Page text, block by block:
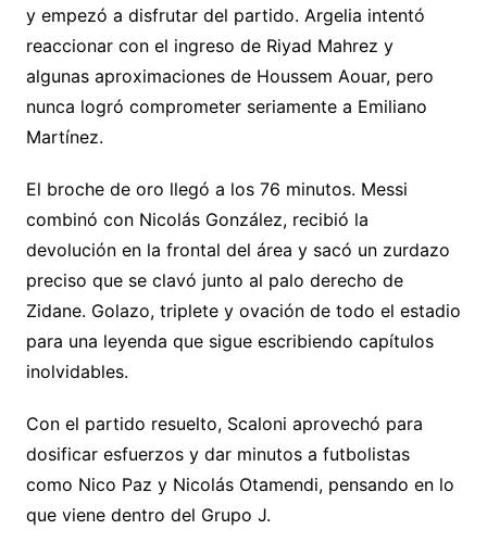
y empezó a disfrutar del partido. Argelia intentó
reaccionar con el ingreso de Riyad Mahrez y
algunas aproximaciones de Houssem Aouar, pero
nunca logró comprometer seriamente a Emiliano
Martínez.
El broche de oro llegó a los 76 minutos. Messi
combinó con Nicolás González, recibió la
devolución en la frontal del área y sacó un zurdazo
preciso que se clavó junto al palo derecho de
Zidane. Golazo, triplete y ovación de todo el estadio
para una leyenda que sigue escribiendo capítulos
inolvidables.
Con el partido resuelto, Scaloni aprovechó para
dosificar esfuerzos y dar minutos a futbolistas
como Nico Paz y Nicolás Otamendi, pensando en lo
que viene dentro del Grupo J.